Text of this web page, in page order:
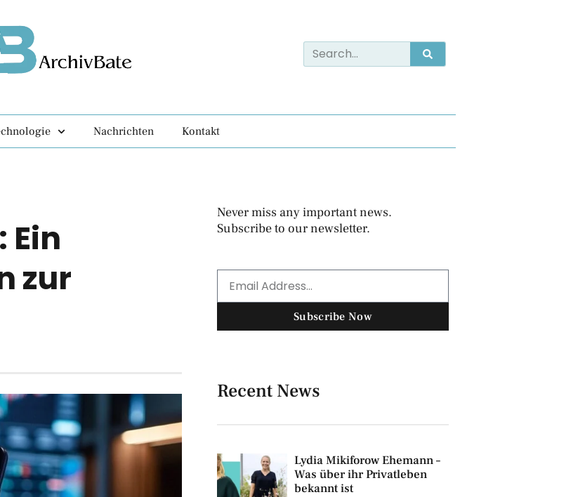
Nachrichten Kontakt
zur
Never miss any important news.
Subscribe to our newsletter.
Subscribe Now
Recent News
Lydia Mikiforow Ehemann –
Was über ihr Privatleben
bekannt ist